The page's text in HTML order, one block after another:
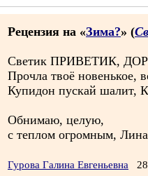
Рецензия на «Зима?» (
Светик ПРИВЕТИК,
Прочла твоё новенькое,
Купидон пускай шалит,
Обнимаю, целую,
с теплом огромным,
Гурова Галина Евгеньевна